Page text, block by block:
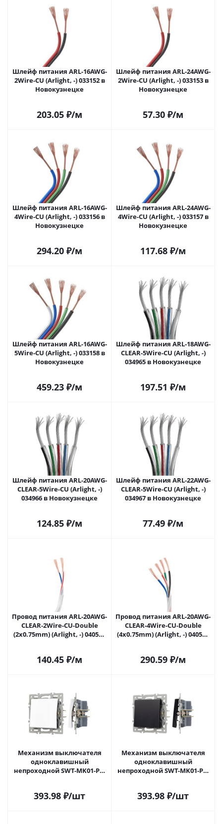
Шлейф питания ARL-16AWG-
2Wire-CU (Arlight, -) 033152 в
Новокузнецке
203.05 ₽/м
Шлейф питания ARL-24AWG-
2Wire-CU (Arlight, -) 033153 в
Новокузнецке
57.30 ₽/м
Шлейф питания ARL-16AWG-
4Wire-CU (Arlight, -) 033156 в
Новокузнецке
294.20 ₽/м
Шлейф питания ARL-24AWG-
4Wire-CU (Arlight, -) 033157 в
Новокузнецке
117.68 ₽/м
Шлейф питания ARL-16AWG-
5Wire-CU (Arlight, -) 033158 в
Новокузнецке
459.23 ₽/м
Шлейф питания ARL-18AWG-
CLEAR-5Wire-CU (Arlight, -)
034965 в Новокузнецке
197.51 ₽/м
Шлейф питания ARL-20AWG-
CLEAR-5Wire-CU (Arlight, -)
034966 в Новокузнецке
124.85 ₽/м
Шлейф питания ARL-22AWG-
CLEAR-5Wire-CU (Arlight, -)
034967 в Новокузнецке
77.49 ₽/м
Провод питания ARL-20AWG-
CLEAR-2Wire-CU-Double
(2x0.75mm) (Arlight, -) 040588
140.45 ₽/м
Провод питания ARL-20AWG-
CLEAR-4Wire-CU-Double
(4x0.75mm) (Arlight, -) 040594
290.59 ₽/м
Механизм выключателя
одноклавишный
непроходной SWT-MK01-PL-
393.98 ₽/шт
Механизм выключателя
одноклавишный
непроходной SWT-MK01-PL-
393.98 ₽/шт